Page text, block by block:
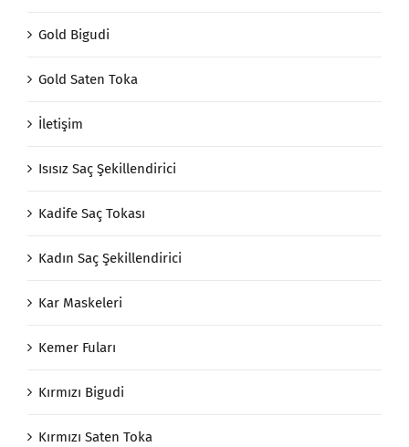
Gold Bigudi
Gold Saten Toka
İletişim
Isısız Saç Şekillendirici
Kadife Saç Tokası
Kadın Saç Şekillendirici
Kar Maskeleri
Kemer Fuları
Kırmızı Bigudi
Kırmızı Saten Toka